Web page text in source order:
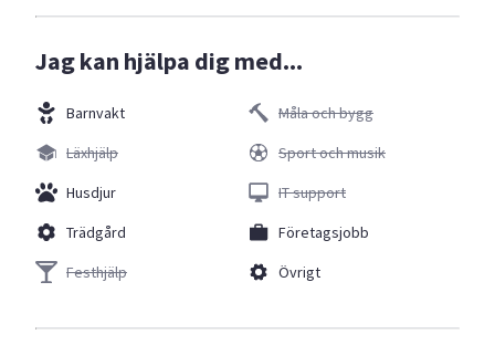
Jag kan hjälpa dig med...
Barnvakt
Läxhjälp
Husdjur
Trädgård
Festhjälp
Måla och bygg
Sport och musik
IT support
Företagsjobb
Övrigt